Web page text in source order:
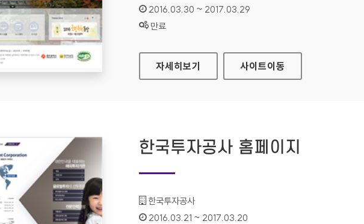
인증기간 :
2016.03.30 ~ 2017.03.29
상태 :
만료
남도학숙 대표 홈페이지
자세히보기 사이트이동
한국투자공사 홈페이지
기관명 :
한국투자공사
인증기간 :
2016.03.21 ~ 2017.03.20